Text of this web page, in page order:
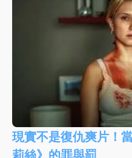
現實不是復仇爽片！
莉絲》的罪與罰